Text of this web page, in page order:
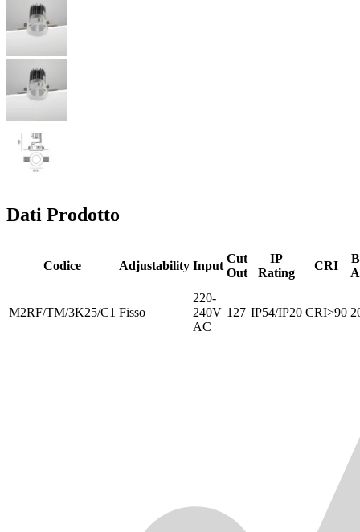
Dati Prodotto
Codice Adjustability Input
Cut
Out
IP
Rating
CRI
M2RF/TM/3K25/C1 Fisso
220-
240V
AC
127 IP54/IP20 CRI>90